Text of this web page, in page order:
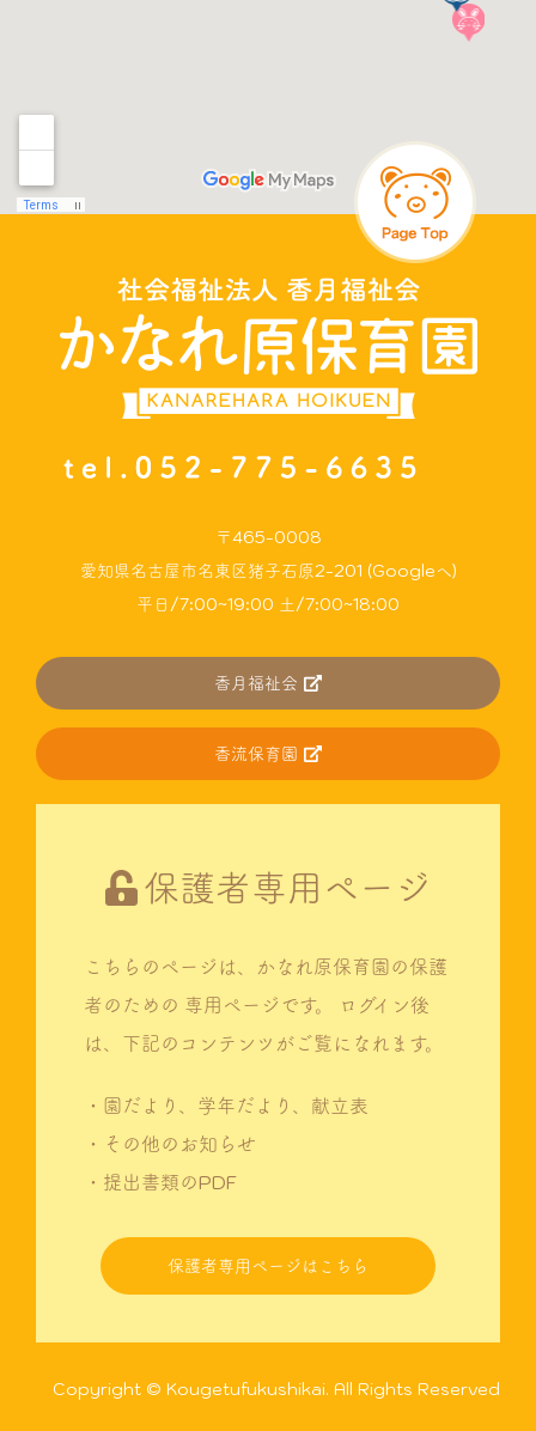
〒465-0008
愛知県名古屋市名東区猪子石原2-201 (Googleへ)
平日/7:00~19:00 土/7:00~18:00
香月福祉会
香流保育園
保護者専用ページ
こちらのページは、かなれ原保育園の保護
者のための 専用ページです。
ログイン後
は、下記のコンテンツがご覧になれます。
・園だより、学年だより、献立表
・その他のお知らせ
・提出書類のPDF
保護者専用ページはこちら
Copyright © Kougetufukushikai. All Rights Reserved